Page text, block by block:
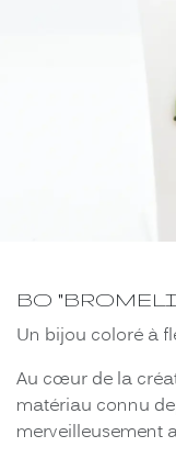
BO
Un bijou coloré à
Au cœur de la
matériau connu
merveilleusement